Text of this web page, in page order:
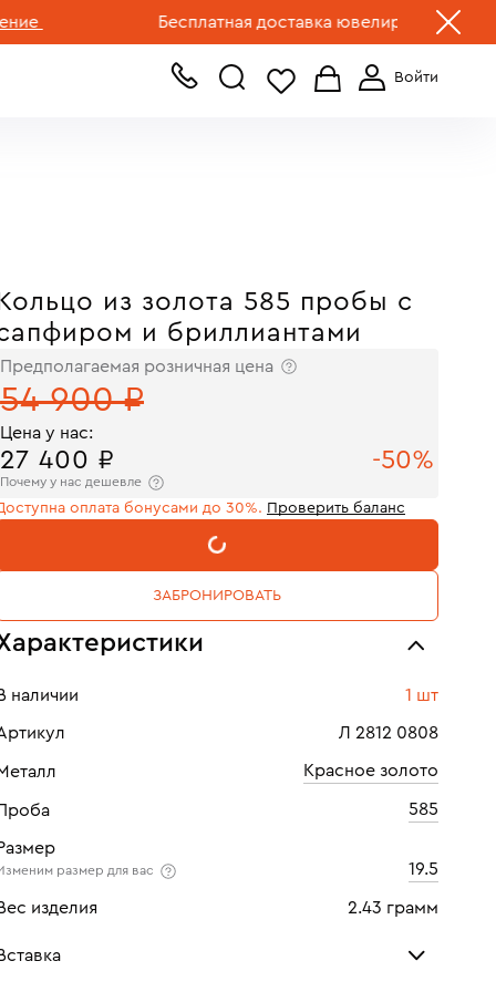
Бесплатная доставка ювелирных изделий по
+7 (499) 519-00-00
Кольцо из золота 585 пробы с
и бриллиантами
Предполагаемая розничная цена
54 900 ₽
Цена у нас:
27 400 ₽ -50%
Почему у нас дешевле
оплата бонусами до 30%. Проверить баланс
В КОРЗИНУ
ЗАБРОНИРОВАТЬ
наличии 1 шт
Л 2812 0808
Красное золото
585
размер для вас 19.5
изделия 2.43 грамм